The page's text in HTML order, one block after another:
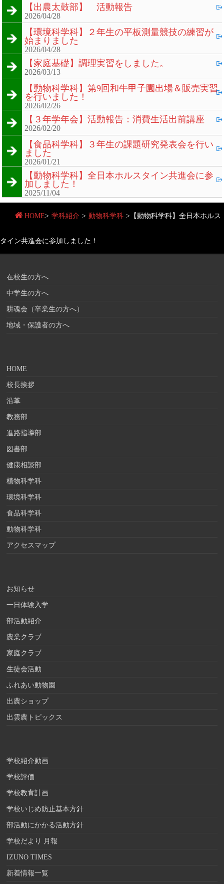
【出農太鼓部】 活動報告
2026/04/28
【環境科学科】２年生の平板測量競技の練習が
始まりました
2026/04/28
【家庭基礎】調理実習をしました。
2026/03/13
【動物科学科】第9回和牛甲子園出場＆販売実習
を行いました！
2026/02/26
【３年学年会】活動報告：消費生活出前講座
2026/02/20
【食品科学科】３年生の課題研究発表会を行い
ました
2026/01/21
【動物科学科】全日本ホルスタイン共進会に参
加しました！
2025/11/04
HOME> 学科紹介 > 動物科学科 > 【動物科学科】全日本ホルス
タイン共進会に参加しました！
在校生の方へ
中学生の方へ
耕魂会（卒業生の方へ）
地域・保護者の方へ
HOME
校長挨拶
沿革
教務部
進路指導部
図書部
健康相談部
植物科学科
環境科学科
食品科学科
動物科学科
アクセスマップ
お知らせ
一日体験入学
部活動紹介
農業クラブ
家庭クラブ
生徒会活動
ふれあい動物園
出農ショップ
出雲農トピックス
学校紹介動画
学校評価
学校教育計画
学校いじめ防止基本方針
部活動にかかる活動方針
学校だより 月報
IZUNO TIMES
新着情報一覧